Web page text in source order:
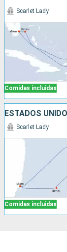
Comidas incluidas
Scarlet Lady
ESTADOS
Comidas incluidas
Scarlet Lady